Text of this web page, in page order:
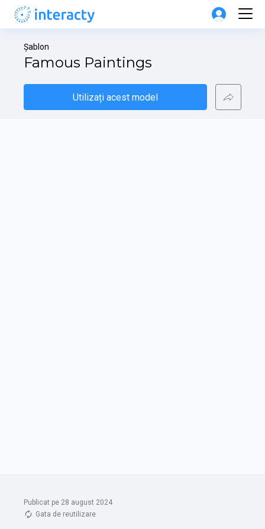
Publicat pe 28 august 2024
Gata de reutilizare
Șablon
Famous Paintings
Utilizați acest model